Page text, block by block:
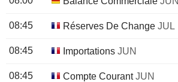
08:45 Réserves De Change JUL
08:45 Importations JUN
08:45 Compte CourantJUN